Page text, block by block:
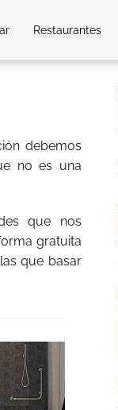
Restaurantes
debemos
no es una
que nos
gratuita
que basar